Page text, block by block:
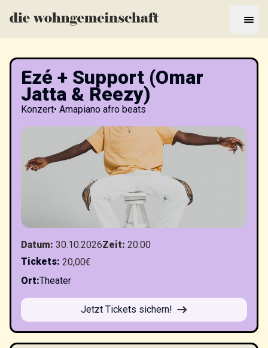
Ezé + Support (Omar
Jatta & Reezy)
Konzert• Amapiano afro beats
Datum: 30.10.2026Zeit: 20:00
Tickets: 20,00€
Ort:Theater
Jetzt Tickets sichern!